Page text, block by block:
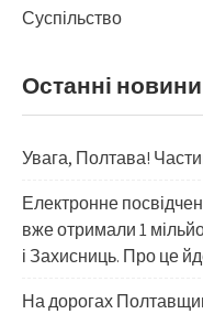
Суспільство
Останні новини
Увага, Полтава!
Електронне
вже отримали 1
і Захисниць. Про це
На дорогах